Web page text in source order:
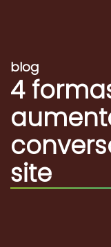
blog
4
site